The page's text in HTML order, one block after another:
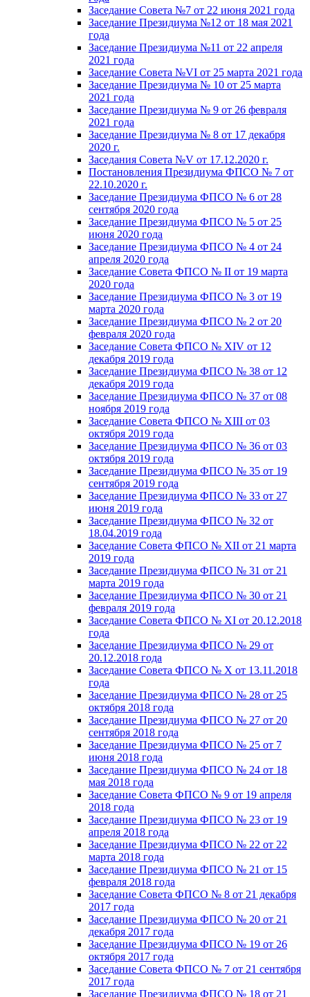
Заседание Совета №7 от 22 июня 2021 года
Заседание Президиума №12 от 18 мая 2021
года
Заседание Президиума №11 от 22 апреля
2021 года
Заседание Совета №VI от 25 марта 2021 года
Заседание Президиума № 10 от 25 марта
2021 года
Заседание Президиума № 9 от 26 февраля
2021 года
Заседание Президиума № 8 от 17 декабря
2020 г.
Заседания Совета №V от 17.12.2020 г.
Постановления Президиума ФПСО № 7 от
22.10.2020 г.
Заседание Президиума ФПСО № 6 от 28
сентября 2020 года
Заседание Президиума ФПСО № 5 от 25
июня 2020 года
Заседание Президиума ФПСО № 4 от 24
апреля 2020 года
Заседание Совета ФПСО № II от 19 марта
2020 года
Заседание Президиума ФПСО № 3 от 19
марта 2020 года
Заседание Президиума ФПСО № 2 от 20
февраля 2020 года
Заседание Совета ФПСО № XIV от 12
декабря 2019 года
Заседание Президиума ФПСО № 38 от 12
декабря 2019 года
Заседание Президиума ФПСО № 37 от 08
ноября 2019 года
Заседание Совета ФПСО № XIII от 03
октября 2019 года
Заседание Президиума ФПСО № 36 от 03
октября 2019 года
Заседание Президиума ФПСО № 35 от 19
сентября 2019 года
Заседание Президиума ФПСО № 33 от 27
июня 2019 года
Заседание Президиума ФПСО № 32 от
18.04.2019 года
Заседание Совета ФПСО № XII от 21 марта
2019 года
Заседание Президиума ФПСО № 31 от 21
марта 2019 года
Заседание Президиума ФПСО № 30 от 21
февраля 2019 года
Заседание Совета ФПСО № XI от 20.12.2018
года
Заседание Президиума ФПСО № 29 от
20.12.2018 года
Заседание Совета ФПСО № X от 13.11.2018
года
Заседание Президиума ФПСО № 28 от 25
октября 2018 года
Заседание Президиума ФПСО № 27 от 20
сентября 2018 года
Заседание Президиума ФПСО № 25 от 7
июня 2018 года
Заседание Президиума ФПСО № 24 от 18
мая 2018 года
Заседание Совета ФПСО № 9 от 19 апреля
2018 года
Заседание Президиума ФПСО № 23 от 19
апреля 2018 года
Заседание Президиума ФПСО № 22 от 22
марта 2018 года
Заседание Президиума ФПСО № 21 от 15
февраля 2018 года
Заседание Совета ФПСО № 8 от 21 декабря
2017 года
Заседание Президиума ФПСО № 20 от 21
декабря 2017 года
Заседание Президиума ФПСО № 19 от 26
октября 2017 года
Заседание Совета ФПСО № 7 от 21 сентября
2017 года
Заседание Президиума ФПСО № 18 от 21